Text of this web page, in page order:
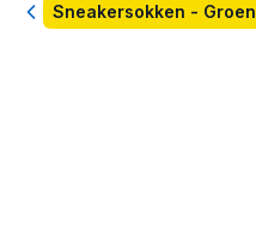
TerugSneakersokken - Groen